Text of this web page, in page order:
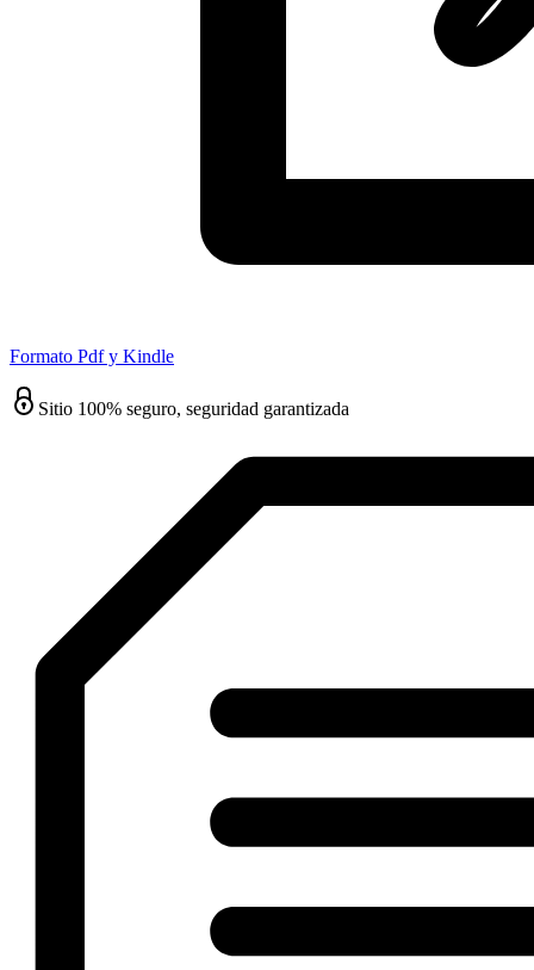
Formato Pdf y Kindle
Sitio 100% seguro, seguridad garantizada